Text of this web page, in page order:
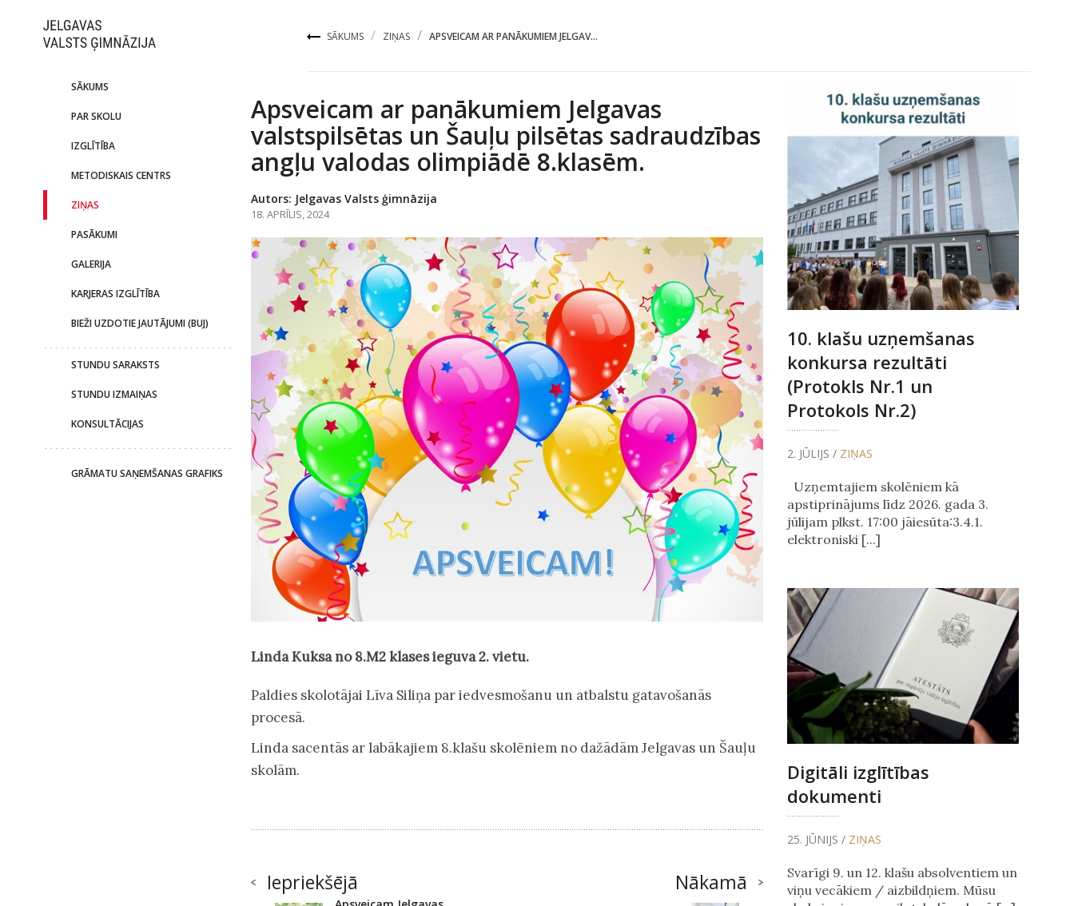
SĀKUMS ZIŅAS APSVEICAM AR PANĀKUMIEM JELGAV...
SĀKUMS
PAR SKOLU
IZGLĪTĪBA
METODISKAIS CENTRS
ZIŅAS
PASĀKUMI
GALERIJA
KARJERAS IZGLĪTĪBA
BIEŽI UZDOTIE JAUTĀJUMI (BUJ)
STUNDU SARAKSTS
STUNDU IZMAIŅAS
KONSULTĀCIJAS
GRĀMATU SAŅEMŠANAS GRAFIKS
Apsveicam ar panākumiem Jelgavas
valstspilsētas un Šauļu pilsētas sadraudzības
angļu valodas olimpiādē 8.klasēm.
Autors: Jelgavas Valsts ģimnāzija
18. APRĪLIS, 2024
Linda Kuksa no 8.M2 klases ieguva 2. vietu.
Paldies skolotājai Līva Siliņa par iedvesmošanu un atbalstu gatavošanās
procesā.
Linda sacentās ar labākajiem 8.klašu skolēniem no dažādām Jelgavas un Šauļu
skolām.
Iepriekšējā Nākamā
10. klašu uzņemšanas
konkursa rezultāti
(Protokls Nr.1 un
Protokols Nr.2)
2. JŪLIJS / ZIŅAS
Uzņemtajiem skolēniem kā
apstiprinājums līdz 2026. gada 3.
jūlijam plkst. 17:00 jāiesūta:3.4.1.
elektroniski [...]
Digitāli izglītības
dokumenti
25. JŪNIJS / ZIŅAS
Svarīgi 9. un 12. klašu absolventiem un
viņu vecākiem / aizbildņiem. Mūsu